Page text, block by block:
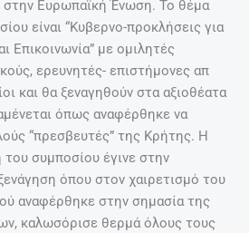
στην Ευρωπαϊκή Ένωση. Το θέμα
είναι “Κυβερνο-προκλήσεις για
Επικοινωνία” με ομιλητές
ερευνητές- επιστήμονες απ
και θα ξεναγηθούν στα αξιοθέατα
όπως αναφέρθηκε να
“πρεσβευτές” της Κρήτης. Η
συμποσίου έγινε στην
όπου στον χαιρετισμό του
αναφέρθηκε στην σημασία της
καλωσόρισε θερμά όλους τους